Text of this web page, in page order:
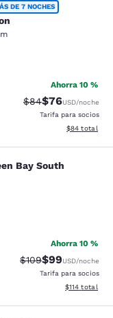
DE 7 NOCHES
Muy bueno. 178 reseñas
Ahorra 10 %
Tarifa tachada:
$84Tarifa
$76USD/noche
Tarifa para socios
Ver detalles
$84 total
Bay South
Bay South
Excelente. 1064 reseñas
Ahorra 10 %
Tarifa tachada:
$109Tarifa
$99USD/noche
Tarifa para socios
Ver detalles
$114 total